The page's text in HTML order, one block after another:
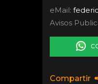
eMail:
Avisos
Compartir